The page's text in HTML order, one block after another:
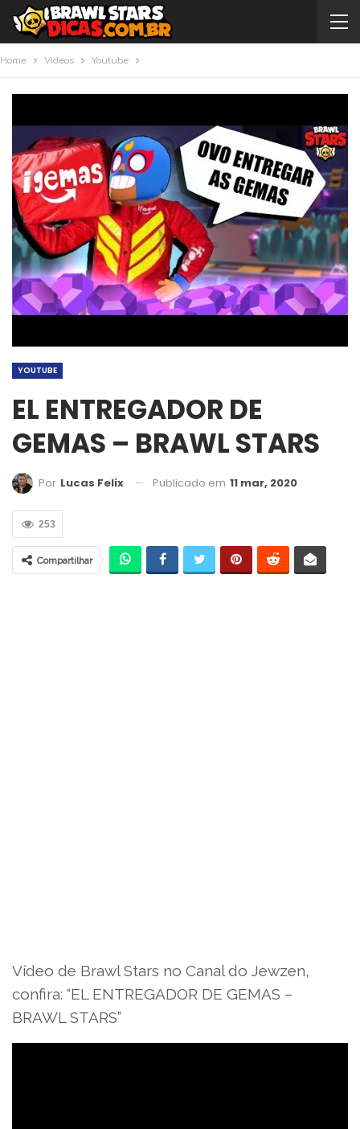
Home Videos Youtube
YOUTUBE
EL ENTREGADOR DE
GEMAS – BRAWL STARS
Por Lucas Felix Publicado em 11 mar, 2020
253
Compartilhar
Vídeo de Brawl Stars no Canal do Jewzen,
confira: “EL ENTREGADOR DE GEMAS –
BRAWL STARS”